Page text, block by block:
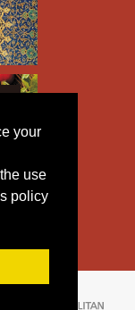
your
use
policy